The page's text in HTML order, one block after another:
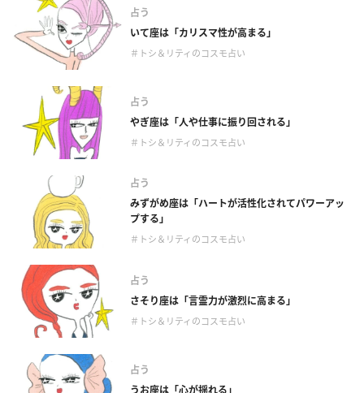
占う
いて座は「カリスマ性が高まる」
＃トシ＆リティのコスモ占い
占う
やぎ座は「人や仕事に振り回される」
＃トシ＆リティのコスモ占い
占う
みずがめ座は「ハートが活性化されてパワーアッ
プする」
＃トシ＆リティのコスモ占い
占う
さそり座は「言霊力が激烈に高まる」
＃トシ＆リティのコスモ占い
占う
うお座は「心が揺れる」